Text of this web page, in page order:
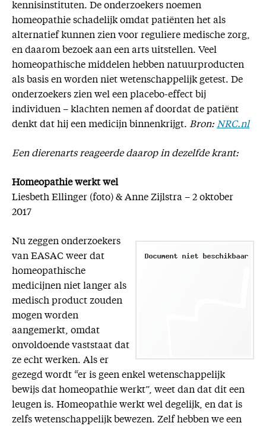
kennisinstituten. De onderzoekers noemen
homeopathie schadelijk omdat patiënten het als
alternatief kunnen zien voor reguliere medische zorg,
en daarom bezoek aan een arts uitstellen. Veel
homeopathische middelen hebben natuurproducten
als basis en worden niet wetenschappelijk getest. De
onderzoekers zien wel een placebo-effect bij
individuen – klachten nemen af doordat de patiënt
denkt dat hij een medicijn binnenkrijgt. Bron: NRC.nl
Een dierenarts reageerde daarop in dezelfde krant:
Homeopathie werkt wel
Liesbeth Ellinger (foto) & Anne Zijlstra – 2 oktober
2017
Nu zeggen onderzoekers
van EASAC weer dat
homeopathische
medicijnen niet langer als
medisch product zouden
mogen worden
aangemerkt, omdat
onvoldoende vaststaat dat
ze echt werken. Als er
gezegd wordt “er is geen enkel wetenschappelijk
bewijs dat homeopathie werkt”, weet dan dat dit een
leugen is. Homeopathie werkt wel degelijk, en dat is
zelfs wetenschappelijk bewezen. Zelf hebben we een